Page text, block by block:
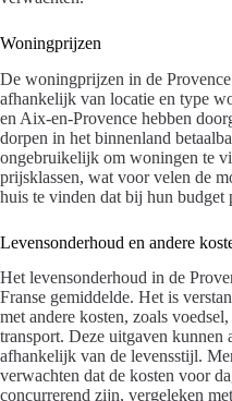
Woningprijzen
De woningprijzen in de
afhankelijk van locatie en type
en Aix-en-Provence hebben
dorpen in het binnenland
ongebruikelijk om woningen te
prijsklassen, wat voor velen de
huis te vinden dat bij hun budget
Levensonderhoud en andere
Het levensonderhoud in de
Franse gemiddelde. Het is
met andere kosten, zoals
transport. Deze uitgaven kunnen
afhankelijk van de levensstijl.
verwachten dat de kosten voor
concurrerend zijn, vergeleken